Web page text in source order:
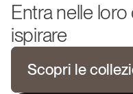
Entra nelle
ispirare
Scopri le